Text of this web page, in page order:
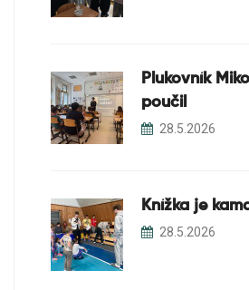
Plukovník
poučil
28.5.2026
Knížka je
28.5.2026